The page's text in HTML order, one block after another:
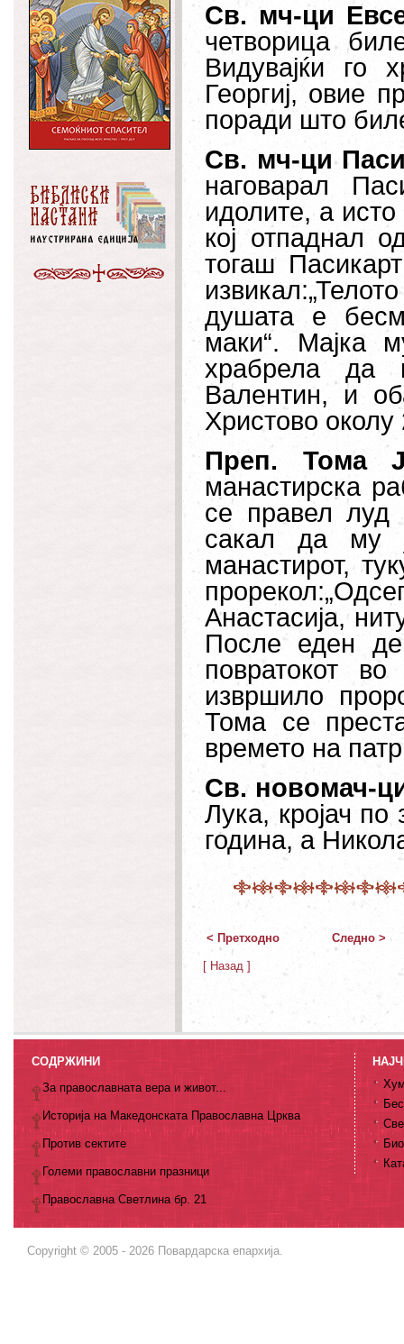
Св. мч-ци
четворица
Видувајќи го
Георгиј, овие
поради што
Св. мч-ци
наговарал
идолите, а
кој отпаднал
тогаш
душата е
маки“. Мајка
храбрела да
Валентин, и
Христово околу
Преп. Тома
манастирска
се правел луд
сакал да му
манастирот,
Анастасија,
После еден
повратокот
извршило
Тома се
времето на
Св. новомач-
Лука, кројач по
година, а
< Претходно Следно >
[ Назад ]
СОДРЖИНИ
За православната вера и живот...
Историја на Македонската Православна Црква
Против сектите
Големи православни празници
Православна Светлина бр. 21
Copyright © 2005 - 2026 Повардарска епархија.